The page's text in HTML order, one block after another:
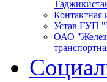
Контактная
Устав ГУП
ОАО